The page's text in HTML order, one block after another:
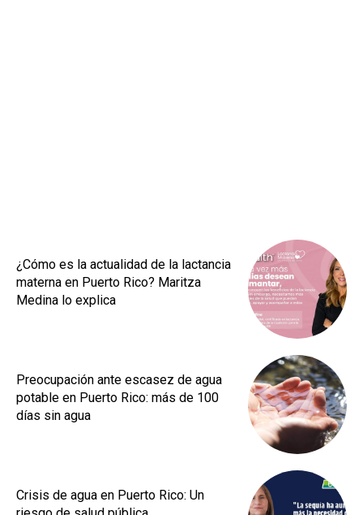
¿Cómo es la actualidad de la lactancia
materna en Puerto Rico? Maritza
Medina lo explica
Preocupación ante escasez de agua
potable en Puerto Rico: más de 100
días sin agua
Crisis de agua en Puerto Rico: Un